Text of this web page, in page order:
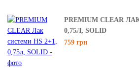
PREMIUM CLEAR
0,75Л, SOLID
759 грн